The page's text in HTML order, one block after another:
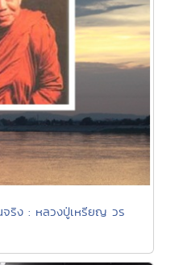
จริง : หลวงปู่เหรียญ วร